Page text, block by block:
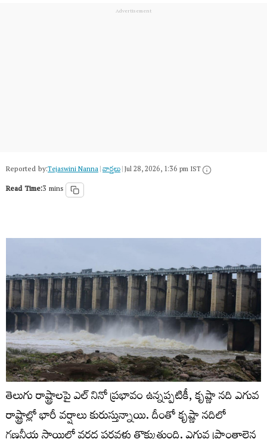
Reported by:Tejaswini Nanna|వార్త‌లు|Jul 28, 2026, 1:36 pm IST
Read Time:3 mins
తెలుగు రాష్ట్రాలపై ఎల్ నినో ప్రభావం ఉన్నప్పటికీ, కృష్ణా నది ఎగువ
రాష్ట్రాల్లో భారీ వర్షాలు కురుస్తున్నాయి. దీంతో కృష్ణా నదిలో